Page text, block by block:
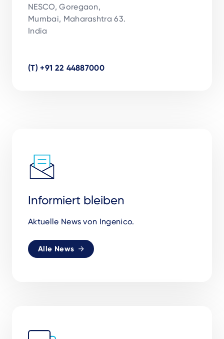
NESCO, Goregaon,
Mumbai, Maharashtra 63.
India
(T) +91 22 44887000
Informiert bleiben
Aktuelle News von Ingenico.
Alle News